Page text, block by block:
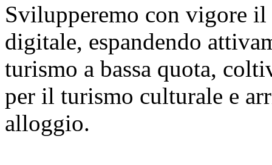
Svilupperemo con vigore
digitale, espandendo
turismo a bassa quota,
per il turismo culturale e
alloggio.